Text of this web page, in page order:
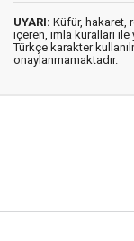
UYARI: Küfür, hakaret,
içeren, imla kuralları ile
Türkçe karakter
onaylanmamaktadır.